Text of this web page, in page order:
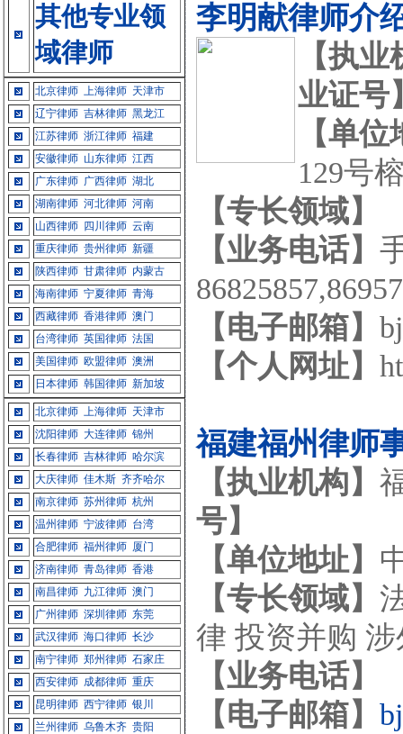
其他专业领
域律师
北京律师 上海律师 天津市
辽宁律师 吉林律师 黑龙江
江苏律师 浙江律师 福建
安徽律师 山东律师 江西
广东律师 广西律师 湖北
湖南律师 河北律师 河南
山西律师
四川律师 云南
重庆律师 贵州律师 新疆
陕西律师 甘肃律师 内蒙古
海南律师 宁夏律师 青海
西藏律师 香港律师 澳门
台湾律师 英国律师 法国
美国律师 欧盟律师 澳洲
日本律师 韩国律师 新加坡
北京律师 上海律师 天津市
沈阳律师 大连律师 锦州
长春律师 吉林律师 哈尔滨
大庆律师 佳木斯 齐齐哈尔
南京律师 苏州律师 杭州
温州律师 宁波律师 台湾
合肥律师 福州律师 厦门
济南律师 青岛律师 香港
南昌律师 九江律师 澳门
广州律师 深圳律师 东莞
武汉律师 海口律师 长沙
南宁律师 郑州律师 石家庄
西安律师 成都律师 重庆
昆明律师 西宁律师 银川
兰州律师 乌鲁木齐 贵阳
李明献律师介
【执
业证号
【单
129号
【专长领域】
【业务电话】
【电子邮箱】
【个人网址】
福建福州律师
【执业机构】
号】
【单位地址】
【专长领域】
律 投资并购
【业务电话】
【电子邮箱】